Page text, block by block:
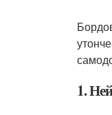
1.